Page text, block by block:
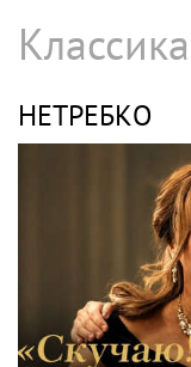
Классика
НЕТРЕБКО